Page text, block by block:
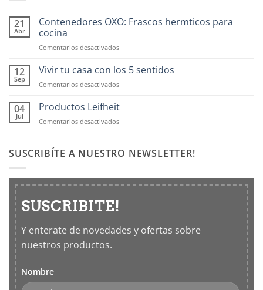
21
Abr
Contenedores OXO: Frascos hermticos para
cocina
Comentarios desactivadosen
OXO:
hermticos
cocina
12
Sep
Vivir tu casa con los 5 sentidos
Comentarios desactivadosen
tu
con
sentidos
04
Jul
Productos Leifheit
Comentarios desactivadosen
SUSCRIBÍTE A NUESTRO NEWSLETTER!
SUSCRIBITE!
Y enterate de novedades y ofertas sobre
nuestros productos.
Nombre